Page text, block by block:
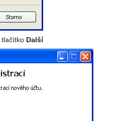
Další